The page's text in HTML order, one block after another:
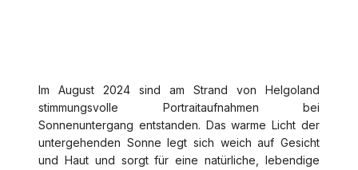
Im August 2024 sind am Strand von Helgoland
stimmungsvolle Portraitaufnahmen bei
Sonnenuntergang entstanden. Das warme Licht der
untergehenden Sonne legt sich weich auf Gesicht
und Haut und sorgt für eine natürliche, lebendige